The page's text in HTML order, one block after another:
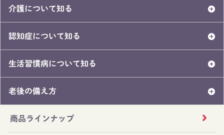
介護について知る
認知症について知る
生活習慣病について知る
老後の備え方
商品ラインナップ